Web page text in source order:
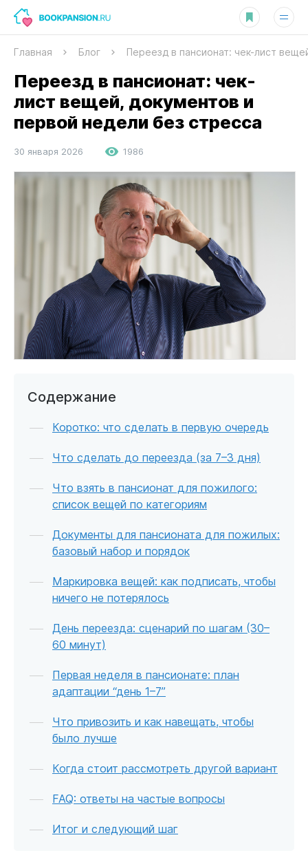
Главная Блог Переезд в пансионат: чек-лист
Переезд в пансионат: чек-
лист вещей, документов и
первой недели без стресса
30 января 2026 1986
Содержание
Коротко: что сделать в первую очередь
Что сделать до переезда (за 7–3 дня)
Что взять в пансионат для пожилого:
список вещей по категориям
Документы для пансионата для пожилых:
базовый набор и порядок
Маркировка вещей: как подписать, чтобы
ничего не потерялось
День переезда: сценарий по шагам (30–
60 минут)
Первая неделя в пансионате: план
адаптации “день 1–7”
Что привозить и как навещать, чтобы
было лучше
Когда стоит рассмотреть другой вариант
FAQ: ответы на частые вопросы
Итог и следующий шаг